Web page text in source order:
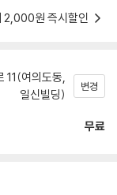
2,000원 즉시할인
11(여의도동,
일신빌딩)
변경
무료